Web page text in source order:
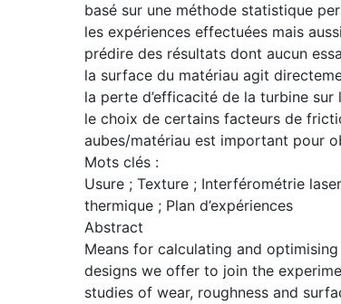
basé sur une méthode statistique
les expériences effectuées mais
prédire des résultats dont aucun
la surface du matériau agit
la perte d’efficacité de la turbine
le choix de certains facteurs de
aubes/matériau est important pour
Mots clés :
Usure ; Texture ; Interférométrie
thermique ; Plan d’expériences
Abstract
Means for calculating and
designs we offer to join the
studies of wear, roughness and